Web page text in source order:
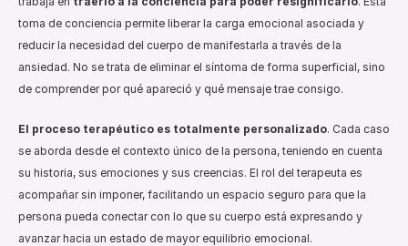
toma de conciencia permite liberar la carga emocional asociada y
reducir la necesidad del cuerpo de manifestarla a través de la
ansiedad. No se trata de eliminar el síntoma de forma superficial, sino
de comprender por qué apareció y qué mensaje trae consigo.
El proceso terapéutico es totalmente personalizado. Cada caso
se aborda desde el contexto único de la persona, teniendo en cuenta
su historia, sus emociones y sus creencias. El rol del terapeuta es
acompañar sin imponer, facilitando un espacio seguro para que la
persona pueda conectar con lo que su cuerpo está expresando y
avanzar hacia un estado de mayor equilibrio emocional.